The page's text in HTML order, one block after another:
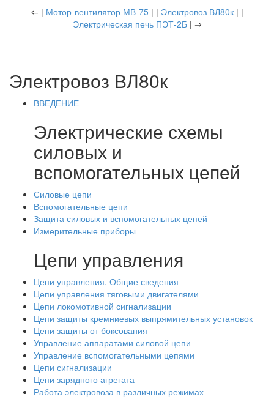
⇐ | Мотор-вентилятор МВ-75| | Электровоз ВЛ80к| |
Электрическая печь ПЭТ-2Б| ⇒
Электровоз ВЛ80к
ВВЕДЕНИЕ
Электрические схемы
силовых и
вспомогательных цепей
Силовые цепи
Вспомогательные цепи
Защита силовых и вспомогательных цепей
Измерительные приборы
Цепи управления
Цепи управления. Общие сведения
Цепи управления тяговыми двигателями
Цепи локомотивной сигнализации
Цепи защиты кремниевых выпрямительных установок
Цепи защиты от боксования
Управление аппаратами силовой цепи
Управление вспомогательными цепями
Цепи сигнализации
Цепи зарядного агрегата
Работа электровоза в различных режимах